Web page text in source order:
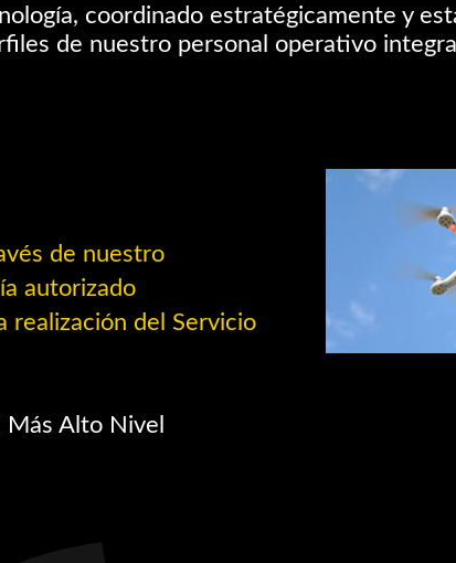
coordinado estratégicamente y
de nuestro personal operativo
de nuestro
autorizado
realización del Servicio
Más Alto Nivel